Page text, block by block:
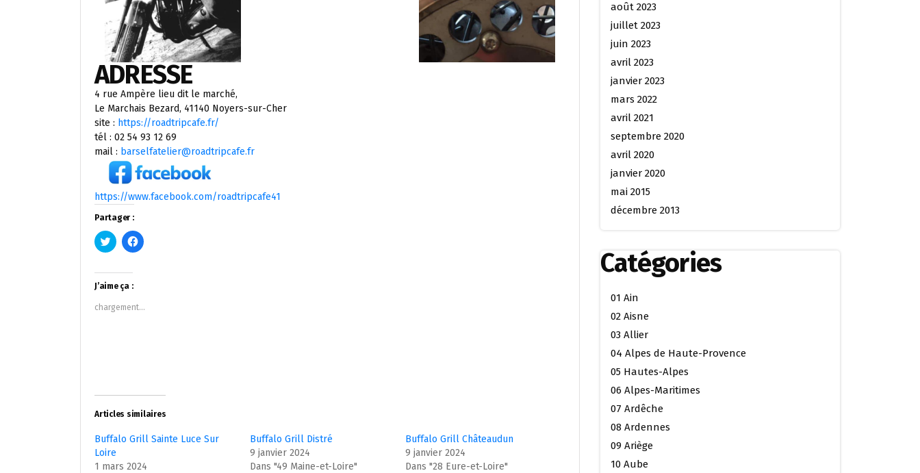
ADRESSE
4 rue Ampère lieu dit le marché,
Le Marchais Bezard, 41140 Noyers-sur-Cher
site : https://roadtripcafe.fr/
tél : 02 54 93 12 69
mail : barselfatelier@roadtripcafe.fr
https://www.facebook.com/roadtripcafe41
Partager :
Cliquez
pour
Twitter(ouvre
dans
une
nouvelle
fenêtre)
Cliquez
pour
fenêtre)
J’aime ça :
chargement…
Articles similaires
Buffalo Grill Sainte Luce Sur
Loire
1 mars 2024
Buffalo Grill Distré
9 janvier 2024
Dans "49 Maine-et-Loire"
Buffalo Grill Châteaudun
9 janvier 2024
Dans "28 Eure-et-Loire"
août 2023
juillet 2023
juin 2023
avril 2023
janvier 2023
mars 2022
avril 2021
septembre 2020
avril 2020
janvier 2020
mai 2015
décembre 2013
Catégories
01 Ain
02 Aisne
03 Allier
04 Alpes de Haute-Provence
05 Hautes-Alpes
06 Alpes-Maritimes
07 Ardêche
08 Ardennes
09 Ariège
10 Aube